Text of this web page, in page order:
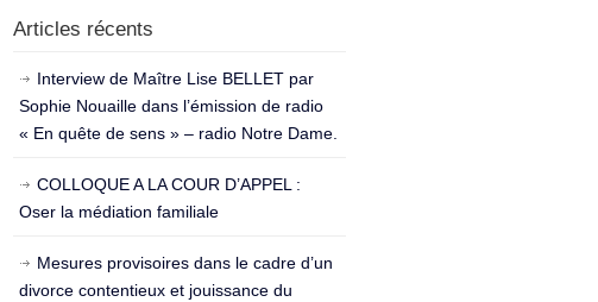
Articles récents
Interview de Maître Lise BELLET par
Sophie Nouaille dans l’émission de radio
« En quête de sens » – radio Notre Dame.
COLLOQUE A LA COUR D’APPEL :
Oser la médiation familiale
Mesures provisoires dans le cadre d’un
divorce contentieux et jouissance du